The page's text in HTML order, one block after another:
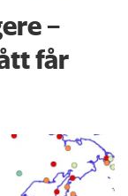
–
får